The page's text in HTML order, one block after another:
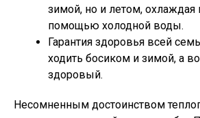
зимой, но и летом,
помощью холодной воды.
Гарантия здоровья всей
ходить босиком и зимой, а
здоровый.
Несомненным достоинством